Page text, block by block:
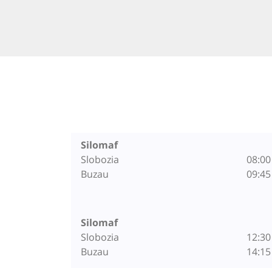
Silomaf
Slobozia
Buzau
08:00
09:45
Silomaf
Slobozia
Buzau
12:30
14:15